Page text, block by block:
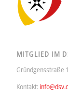
MITGLIED IM
Gründgensstraße
Kontakt: